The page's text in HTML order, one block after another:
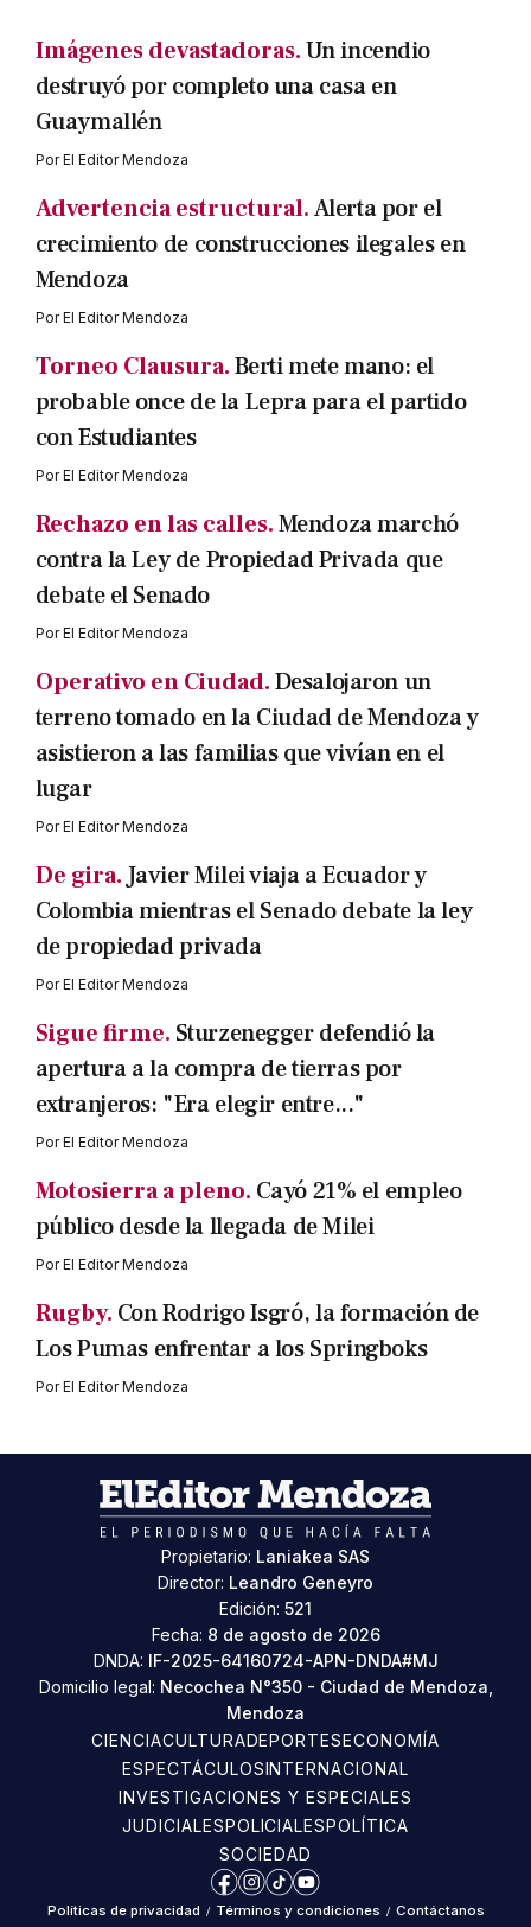
Imágenes devastadoras.Un incendio
destruyó por completo una casa en
Guaymallén
PorEl Editor Mendoza
Advertencia estructural.Alerta por el
crecimiento de construcciones ilegales en
Mendoza
PorEl Editor Mendoza
Torneo Clausura.Berti mete mano: el
probable once de la Lepra para el partido
con Estudiantes
PorEl Editor Mendoza
Rechazo en las calles.Mendoza marchó
contra la Ley de Propiedad Privada que
debate el Senado
PorEl Editor Mendoza
Operativo en Ciudad.Desalojaron un
terreno tomado en la Ciudad de Mendoza y
asistieron a las familias que vivían en el
lugar
PorEl Editor Mendoza
De gira. Javier Milei viaja a Ecuador y
Colombia mientras el Senado debate la ley
de propiedad privada
PorEl Editor Mendoza
Sigue firme. Sturzenegger defendió la
apertura a la compra de tierras por
extranjeros: "Era elegir entre..."
PorEl Editor Mendoza
Motosierra a pleno. Cayó 21% el empleo
público desde la llegada de Milei
PorEl Editor Mendoza
Rugby. Con Rodrigo Isgró, la formación de
Los Pumas enfrentar a los Springboks
PorEl Editor Mendoza
Propietario: Laniakea SAS
Director: Leandro Geneyro
Edición: 521
Fecha: 8 de agosto de 2026
DNDA: IF-2025-64160724-APN-DNDA#MJ
Domicilio legal: Necochea N°350 - Ciudad de Mendoza,
Mendoza
CIENCIACULTURADEPORTESECONOMÍA
ESPECTÁCULOSINTERNACIONAL
INVESTIGACIONES Y ESPECIALES
JUDICIALESPOLICIALESPOLÍTICA
SOCIEDAD
Facebook
Instagram
TikTokYouTube
Políticas de privacidad / Términos y condiciones / Contáctanos